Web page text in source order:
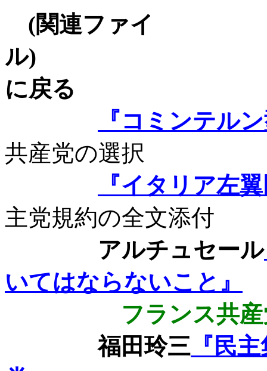
(関連ファイ
ル)
に戻る
『コミンテル
共産党の選択
『イタリア左
主党規約の全文添付
アルチュセール
いてはならないこと』
フランス共
福田玲三 『民